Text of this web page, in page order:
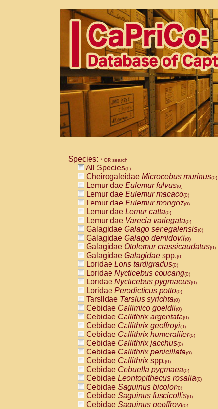
Species: * OR search
All Species(1)
Cheirogaleidae Microcebus murinus(0)
Lemuridae Eulemur fulvus(0)
Lemuridae Eulemur macaco(0)
Lemuridae Eulemur mongoz(0)
Lemuridae Lemur catta(0)
Lemuridae Varecia variegata(0)
Galagidae Galago senegalensis(0)
Galagidae Galago demidovii(0)
Galagidae Otolemur crassicaudatus(0)
Galagidae Galagidae spp.(0)
Loridae Loris tardigradus(0)
Loridae Nycticebus coucang(0)
Loridae Nycticebus pygmaeus(0)
Loridae Perodicticus potto(0)
Tarsiidae Tarsius syrichta(0)
Cebidae Callimico goeldii(0)
Cebidae Callithrix argentata(0)
Cebidae Callithrix geoffroyi(0)
Cebidae Callithrix humeralifer(0)
Cebidae Callithrix jacchus(0)
Cebidae Callithrix penicillata(0)
Cebidae Callithrixspp.(0)
Cebidae Cebuella pygmaea(0)
Cebidae Leontopithecus rosalia(0)
Cebidae Saguinus bicolor(0)
Cebidae Saguinus fuscicollis(0)
Cebidae Saguinus geoffroyi(0)